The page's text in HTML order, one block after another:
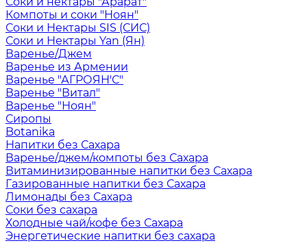
Компоты и соки "Ноян"
Соки и Нектары SIS (СИС)
Соки и Нектары Yan (Ян)
Варенье/Джем
Варенье из Армении
Варенье "АГРОЯН'С"
Варенье "Витал"
Варенье "Ноян"
Сиропы
Botanika
Напитки без Сахара
Варенье/джем/компоты без Сахара
Витаминизированные напитки без Сахара
Газированные напитки без Сахара
Лимонады без Сахара
Соки без сахара
Холодные чай/кофе без Сахара
Энергетические напитки без сахара